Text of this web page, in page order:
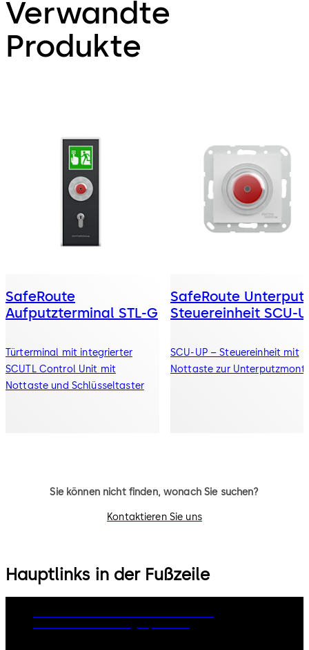
Verwandte
Produkte
SafeRoute
Aufputzterminal STL-G
Türterminal mit integrierter
SCU­TL Control Unit mit
Nottaste und Schlüsseltaster
SafeRoute
Steuereinheit SCU-
SCU-UP – Steuereinheit mit
Nottaste zur
Sie können nicht finden, wonach Sie suchen?
Kontaktieren Sie uns
Hauptlinks in der Fußzeile